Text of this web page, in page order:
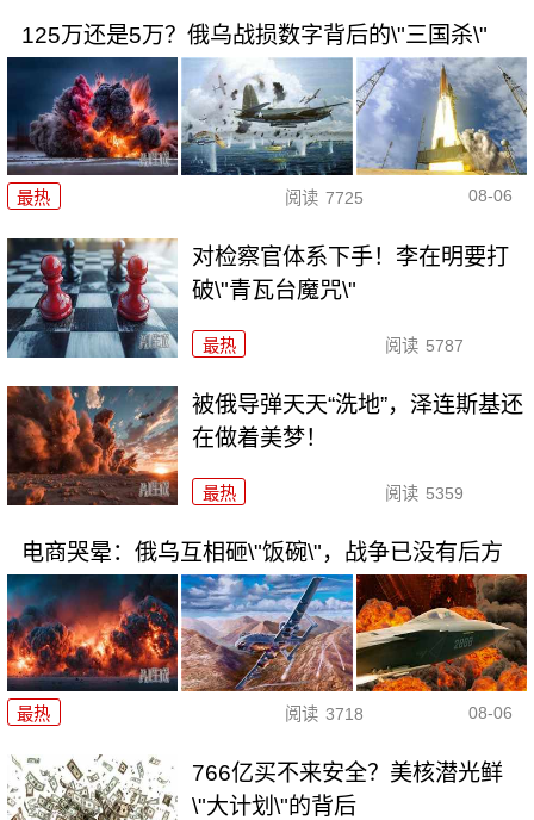
125万还是5万？俄乌战损数字背后的\"三国杀\"
最热 阅读 7725 08-06
对检察官体系下手！李在明要打
破\"青瓦台魔咒\"
最热 阅读 5787
被俄导弹天天“洗地”，泽连斯基还
在做着美梦！
最热 阅读 5359
电商哭晕：俄乌互相砸\"饭碗\"，战争已没有后方
最热 阅读 3718 08-06
766亿买不来安全？美核潜光鲜
\"大计划\"的背后